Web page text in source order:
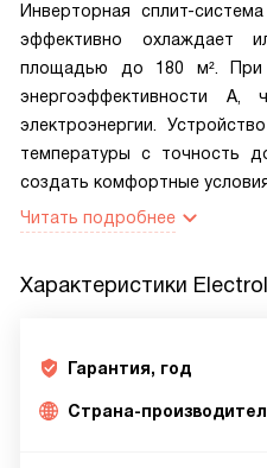
Инверторная сплит-
эффективно охлаждает
площадью до 180 м². При
энергоэффективности А,
электроэнергии.
температуры с точность
создать комфортные
Читать подробнее
Характеристики
Гарантия, год
Страна-